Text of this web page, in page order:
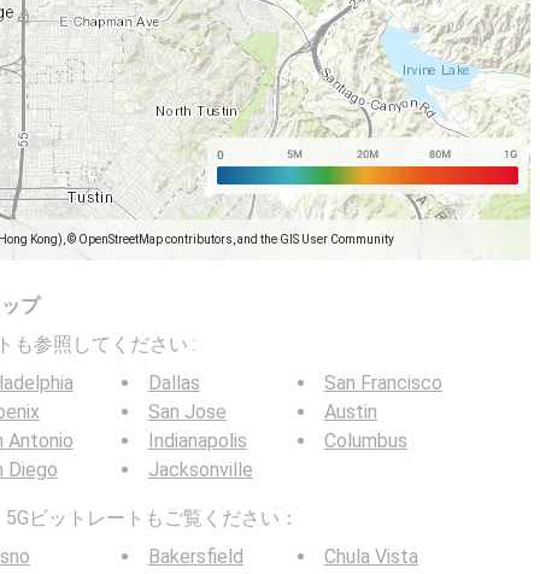
Kong), © OpenStreetMap contributors, and the GIS User Community
プ
も参照してください :
Antonio
Diego
Dallas
San Jose
Indianapolis
Jacksonville
San Francisco
Austin
Columbus
ビットレートもご覧ください：
Bakersfield Chula Vista